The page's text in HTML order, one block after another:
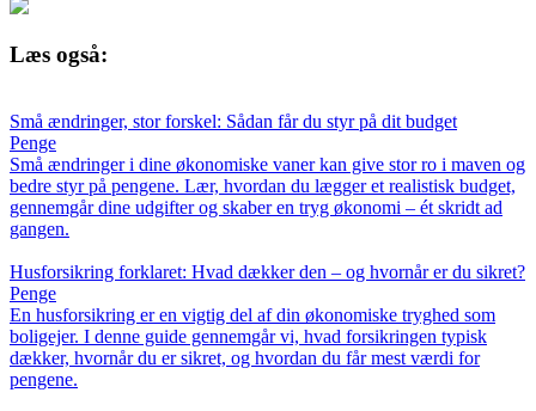
Læs også:
Små ændringer, stor forskel: Sådan får du styr på dit budget
Penge
Små ændringer i dine økonomiske vaner kan give stor ro i maven og
bedre styr på pengene. Lær, hvordan du lægger et realistisk budget,
gennemgår dine udgifter og skaber en tryg økonomi – ét skridt ad
gangen.
Husforsikring forklaret: Hvad dækker den – og hvornår er du sikret?
Penge
En husforsikring er en vigtig del af din økonomiske tryghed som
boligejer. I denne guide gennemgår vi, hvad forsikringen typisk
dækker, hvornår du er sikret, og hvordan du får mest værdi for
pengene.